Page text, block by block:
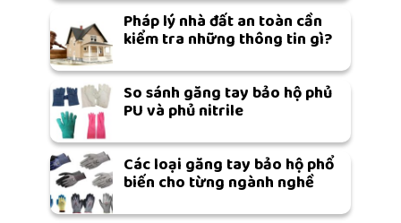
Pháp lý nhà đất an toàn cần
kiểm tra những thông tin gì?
So sánh găng tay bảo hộ phủ
PU và phủ nitrile
Các loại găng tay bảo hộ phổ
biến cho từng ngành nghề